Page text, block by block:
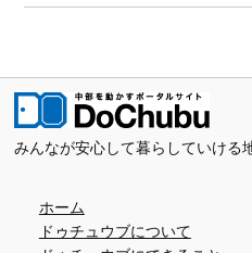
みんなが安心して暮らしていける
ホーム
ドゥチュウブについて